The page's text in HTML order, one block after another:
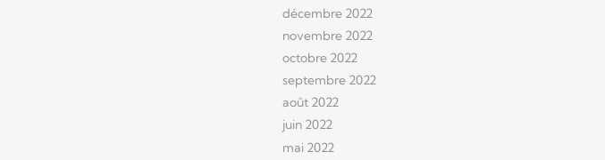
décembre 2022
novembre 2022
octobre 2022
septembre 2022
août 2022
juin 2022
mai 2022